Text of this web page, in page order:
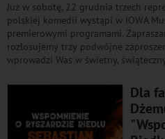
Już w sobotę, 22 grudnia trzech
polskiej komedii wystąpi w IOWA
premierowymi programami.
rozlosujemy trzy podwójne
wprowadzi Was w świetny,
Dla